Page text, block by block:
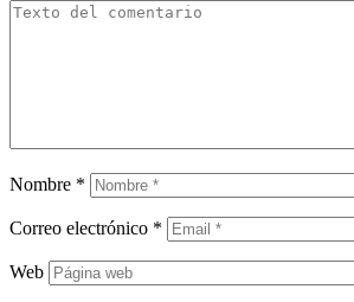
Nombre *
Correo electrónico *
Web